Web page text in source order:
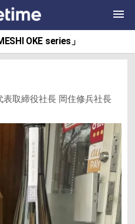
OKE series」
取締役社長 岡住修兵社長